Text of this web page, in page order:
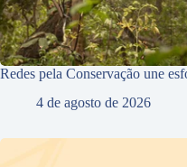
Redes pela Conservação une
4 de agosto de 2026